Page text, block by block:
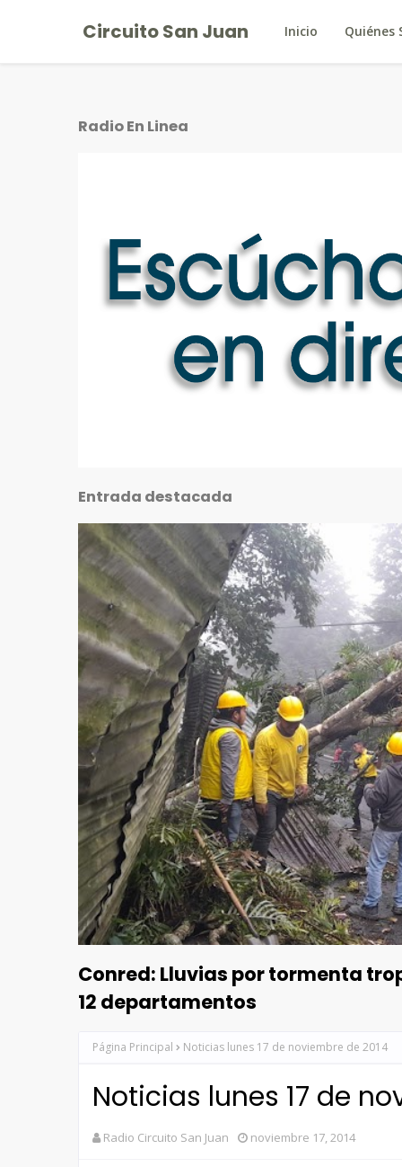
Circuito San Juan Inicio Quiénes
Radio En Linea
Entrada destacada
Conred: Lluvias por tormenta
12 departamentos
Página Principal Noticias lunes 17 de noviembre de 2014
Noticias lunes 17 de
Radio Circuito San Juan noviembre 17, 2014